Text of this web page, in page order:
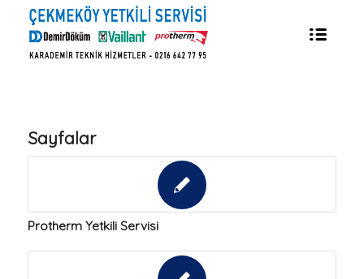
Sayfalar
Protherm Yetkili Servisi